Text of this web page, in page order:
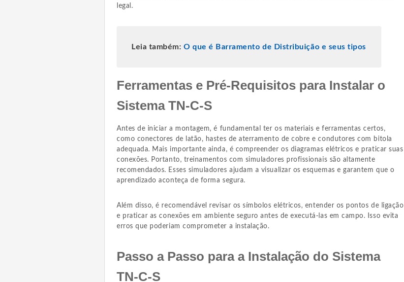
legal.
Leia também: O que é Barramento de Distribuição e seus tipos
Ferramentas e Pré-Requisitos para Instalar o
Sistema TN-C-S
Antes de iniciar a montagem, é fundamental ter os materiais e ferramentas certos,
como conectores de latão, hastes de aterramento de cobre e condutores com bitola
adequada. Mais importante ainda, é compreender os diagramas elétricos e praticar suas
conexões. Portanto, treinamentos com simuladores profissionais são altamente
recomendados. Esses simuladores ajudam a visualizar os esquemas e garantem que o
aprendizado aconteça de forma segura.
Além disso, é recomendável revisar os símbolos elétricos, entender os pontos de ligação
e praticar as conexões em ambiente seguro antes de executá-las em campo. Isso evita
erros que poderiam comprometer a instalação.
Passo a Passo para a Instalação do Sistema
TN-C-S